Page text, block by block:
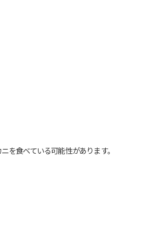
食べている可能性があります。